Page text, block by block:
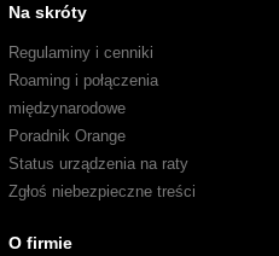
Na skróty
Regulaminy i cenniki
Roaming i połączenia
międzynarodowe
Poradnik Orange
Status urządzenia na raty
Zgłoś niebezpieczne treści
O firmie